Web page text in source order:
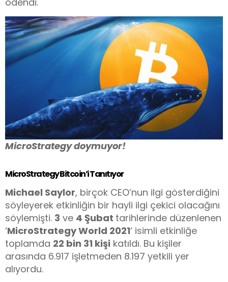
MicroStrategy doymuyor!
MicroStrategy Bitcoin’i Tanıtıyor
Michael Saylor, birçok CEO’nun ilgi gösterdiğini
söyleyerek etkinliğin bir hayli ilgi çekici olacağını
söylemişti. 3 ve 4 Şubat tarihlerinde düzenlenen
‘MicroStrategy World 2021‘ isimli etkinliğe
toplamda 22 bin 31 kişi katıldı. Bu kişiler
arasında 6.917 işletmeden 8.197 yetkili yer
alıyordu.